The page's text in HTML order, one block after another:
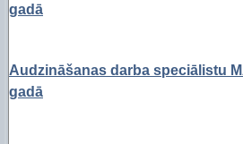
gadā
Audzināšanas darba speciālistu
gadā